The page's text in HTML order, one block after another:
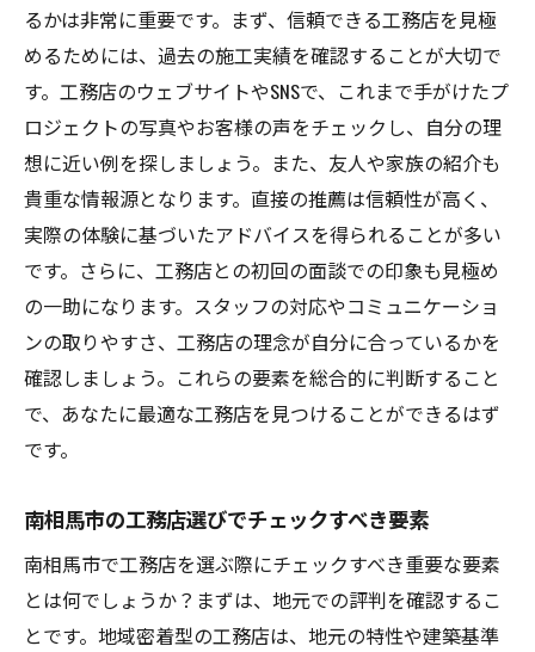
るかは非常に重要です。まず、信頼できる工務店を見極
めるためには、過去の施工実績を確認することが大切で
す。工務店のウェブサイトやSNSで、これまで手がけたプ
ロジェクトの写真やお客様の声をチェックし、自分の理
想に近い例を探しましょう。また、友人や家族の紹介も
貴重な情報源となります。直接の推薦は信頼性が高く、
実際の体験に基づいたアドバイスを得られることが多い
です。さらに、工務店との初回の面談での印象も見極め
の一助になります。スタッフの対応やコミュニケーショ
ンの取りやすさ、工務店の理念が自分に合っているかを
確認しましょう。これらの要素を総合的に判断すること
で、あなたに最適な工務店を見つけることができるはず
です。
南相馬市の工務店選びでチェックすべき要素
南相馬市で工務店を選ぶ際にチェックすべき重要な要素
とは何でしょうか？まずは、地元での評判を確認するこ
とです。地域密着型の工務店は、地元の特性や建築基準